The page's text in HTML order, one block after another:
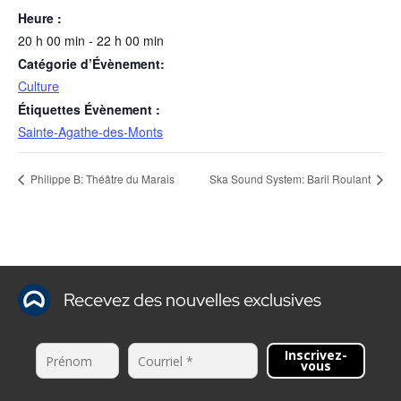
Heure :
20 h 00 min - 22 h 00 min
Catégorie d’Évènement:
Culture
Étiquettes Évènement :
Sainte-Agathe-des-Monts
Philippe B: Théâtre du Marais Ska Sound System: Baril Roulant
Recevez des nouvelles exclusives
Inscrivez-
vous